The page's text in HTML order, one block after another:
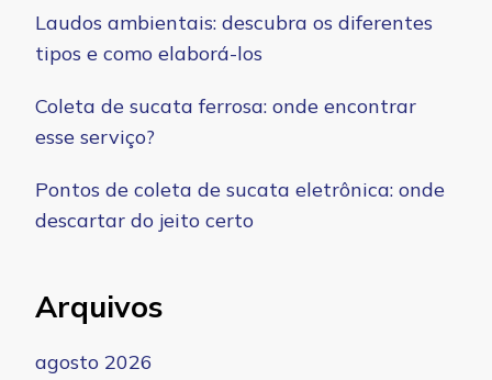
Laudos ambientais: descubra os diferentes
tipos e como elaborá-los
Coleta de sucata ferrosa: onde encontrar
esse serviço?
Pontos de coleta de sucata eletrônica: onde
descartar do jeito certo
Arquivos
agosto 2026